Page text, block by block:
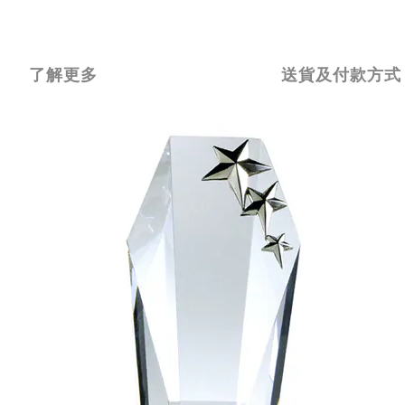
了解更多 送貨及付款方式